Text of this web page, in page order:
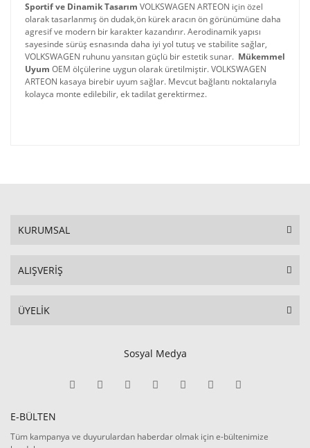
Sportif ve Dinamik Tasarım VOLKSWAGEN ARTEON için özel
olarak tasarlanmış ön dudak,ön kürek aracın ön görünümüne daha
agresif ve modern bir karakter kazandırır. Aerodinamik yapısı
sayesinde sürüş esnasında daha iyi yol tutuş ve stabilite sağlar,
VOLKSWAGEN ruhunu yansıtan güçlü bir estetik sunar. Mükemmel
Uyum OEM ölçülerine uygun olarak üretilmiştir. VOLKSWAGEN
ARTEON kasaya birebir uyum sağlar. Mevcut bağlantı noktalarıyla
kolayca monte edilebilir, ek tadilat gerektirmez.
KURUMSAL
ALIŞVERİŞ
ÜYELİK
Sosyal Medya
E-BÜLTEN
Tüm kampanya ve duyurulardan haberdar olmak için e-bültenimize